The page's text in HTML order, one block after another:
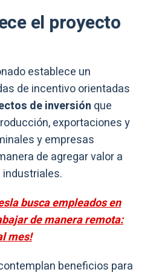
el proyecto
establece un
de incentivo orientadas
de inversión que
exportaciones y
y empresas
de agregar valor a
busca empleados en
de manera remota:
mes!
beneficios para